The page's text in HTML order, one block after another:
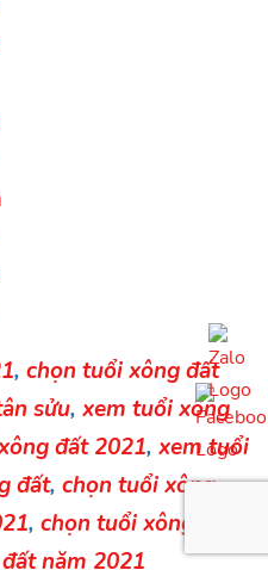
, chọn tuổi xông đất
sửu, xem tuổi xông
đất 2021, xem tuổi
đất, chọn tuổi xông
, chọn tuổi xông đất
năm 2021